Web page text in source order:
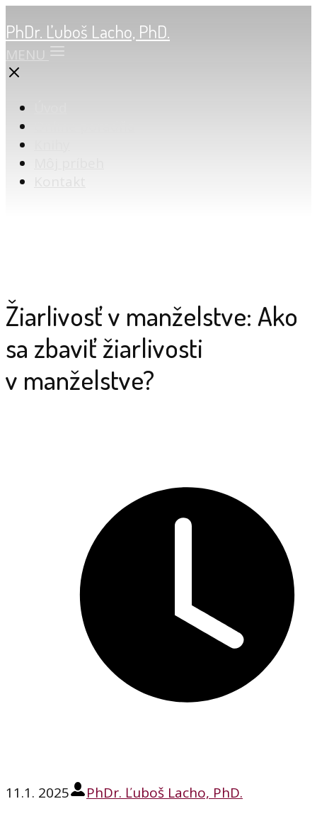
PhDr. Ľuboš Lacho, PhD.
MENU
Žiarlivosť v manželstve: Ako
sa zbaviť žiarlivosti
v manželstve?
11.1. 2025 PhDr. Ľuboš Lacho, PhD.